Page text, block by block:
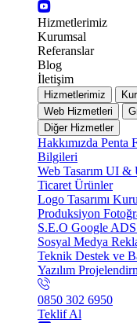
Hizmetlerimiz
Kurumsal
Referanslar
Blog
İletişim
Hizmetlerimiz
Web Hizmetleri
Diğer Hizmetler
Hakkımızda Penta
Bilgileri
Web Tasarım UI &
Ticaret Ürünler
Logo Tasarımı
Produksiyon
S.E.O Google ADS
Sosyal Medya
Teknik Destek ve
Yazılım
0850 302 6950
Teklif Al